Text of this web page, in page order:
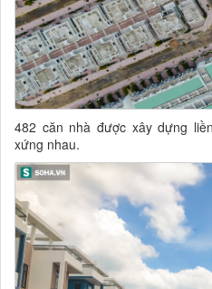
482 căn nhà được xây dựng
xứng nhau.